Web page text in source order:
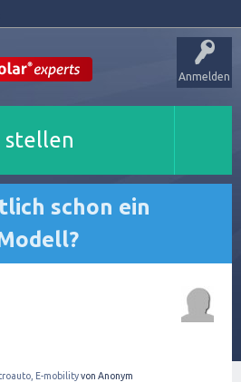
Anmelden
stellen
schon ein
E-mobilityvon Anonym